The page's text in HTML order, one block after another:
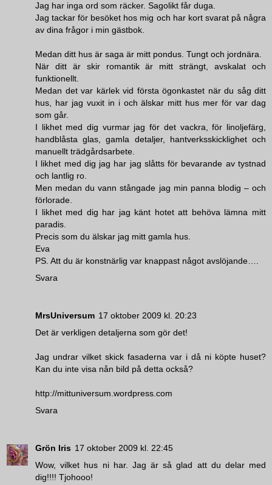
Jag har inga ord som räcker. Sagolikt får duga.
Jag tackar för besöket hos mig och har kort svarat på några
av dina frågor i min gästbok.
Medan ditt hus är saga är mitt pondus. Tungt och jordnära.
När ditt är skir romantik är mitt strängt, avskalat och
funktionellt.
Medan det var kärlek vid första ögonkastet när du såg ditt
hus, har jag vuxit in i och älskar mitt hus mer för var dag
som går.
I likhet med dig vurmar jag för det vackra, för linoljefärg,
handblåsta glas, gamla detaljer, hantverksskicklighet och
manuellt trädgårdsarbete.
I likhet med dig jag har jag slåtts för bevarande av tystnad
och lantlig ro.
Men medan du vann stångade jag min panna blodig – och
förlorade.
I likhet med dig har jag känt hotet att behöva lämna mitt
paradis.
Precis som du älskar jag mitt gamla hus.
Eva
PS. Att du är konstnärlig var knappast något avslöjande….
Svara
MrsUniversum 17 oktober 2009 kl. 20:23
Det är verkligen detaljerna som gör det!
Jag undrar vilket skick fasaderna var i då ni köpte huset?
Kan du inte visa nån bild på detta också?
http://mittuniversum.wordpress.com
Svara
Grön Iris 17 oktober 2009 kl. 22:45
Wow, vilket hus ni har. Jag är så glad att du delar med
dig!!!! Tjohooo!